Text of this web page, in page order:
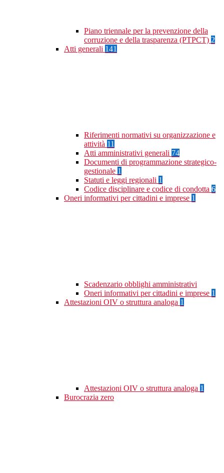
Piano triennale per la prevenzione della
corruzione e della trasparenza (PTPCT) 2
Atti generali 141
Riferimenti normativi su organizzazione e
attività 11
Atti amministrativi generali 74
Documenti di programmazione strategico-
gestionale 1
Statuti e leggi regionali 1
Codice disciplinare e codice di condotta 6
Oneri informativi per cittadini e imprese 1
Scadenzario obblighi amministrativi
Oneri informativi per cittadini e imprese 1
Attestazioni OIV o struttura analoga 1
Attestazioni OIV o struttura analoga 1
Burocrazia zero